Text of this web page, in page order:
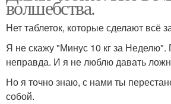
волшебства.
Нет таблеток, которые сделают всё
Я не скажу "Минус 10 кг за Неделю".
неправда. И я не люблю давать
Но я точно знаю, с нами ты
собой.